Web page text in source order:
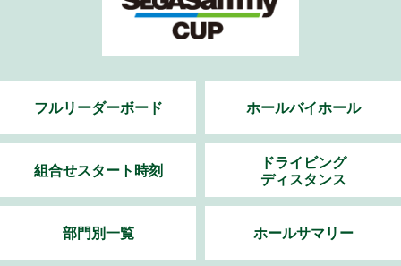
フルリーダーボード ホールバイホール
組合せスタート時刻
ドライビング
ディスタンス
部門別一覧 ホールサマリー